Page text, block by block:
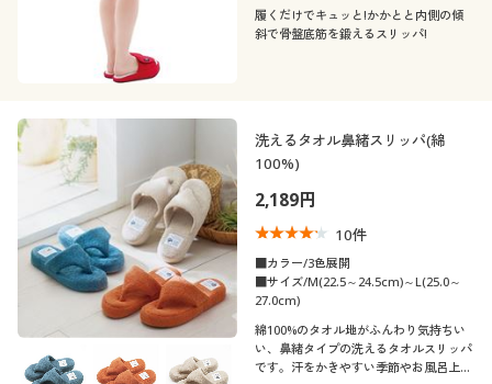
履くだけでキュッと!かかとと内側の傾
斜で骨盤底筋を鍛えるスリッパ!
洗えるタオル鼻緒スリッパ(綿
100%)
2,189円
10件
■カラー/3色展開
■サイズ/M(22.5～24.5cm)～L(25.0～
27.0cm)
綿100%のタオル地がふんわり気持ちい
い、鼻緒タイプの洗えるタオルスリッパ
です。汗をかきやすい季節やお風呂上が